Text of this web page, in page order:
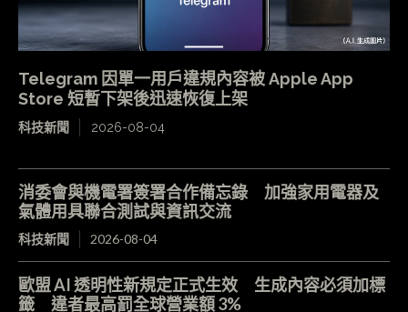
Telegram 因單一用戶違規內容被 Apple App
Store 短暫下架後迅速恢復上架
科技新聞 2026-08-04
消委會與機電署簽署合作備忘錄 加強家用電器及
氣體用具聯合測試與資訊交流
科技新聞 2026-08-04
歐盟 AI 透明性新規定正式生效 生成內容必須加標
籤 違者最高罰全球營業額 3%